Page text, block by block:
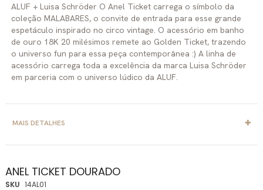
ALUF + Luisa Schröder O Anel Ticket carrega o símbolo da
coleção MALABARES, o convite de entrada para esse grande
espetáculo inspirado no circo vintage. O acessório em banho
de ouro 18K 20 milésimos remete ao Golden Ticket, trazendo
o universo fun para essa peça contemporânea :) A linha de
acessório carrega toda a excelência da marca Luisa Schröder
em parceria com o universo lúdico da ALUF.
MAIS DETALHES
ANEL TICKET DOURADO
SKU 14AL01